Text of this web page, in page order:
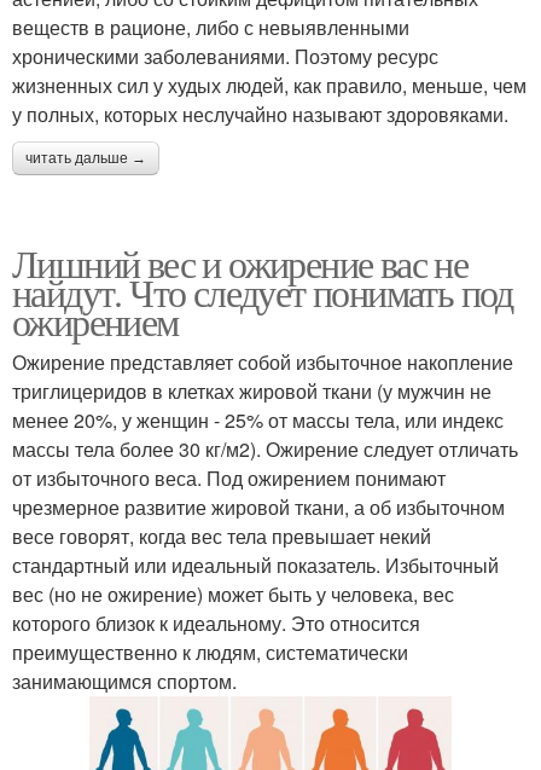
веществ в рационе, либо с невыявленными
хроническими заболеваниями. Поэтому ресурс
жизненных сил у худых людей, как правило, меньше, чем
у полных, которых неслучайно называют здоровяками.
читать дальше →
Лишний вес и ожирение вас не
найдут. Что следует понимать под
ожирением
Ожирение представляет собой избыточное накопление
триглицеридов в клетках жировой ткани (у мужчин не
менее 20%, у женщин - 25% от массы тела, или индекс
массы тела более 30 кг/м2). Ожирение следует отличать
от избыточного веса. Под ожирением понимают
чрезмерное развитие жировой ткани, а об избыточном
весе говорят, когда вес тела превышает некий
стандартный или идеальный показатель. Избыточный
вес (но не ожирение) может быть у человека, вес
которого близок к идеальному. Это относится
преимущественно к людям, систематически
занимающимся спортом.